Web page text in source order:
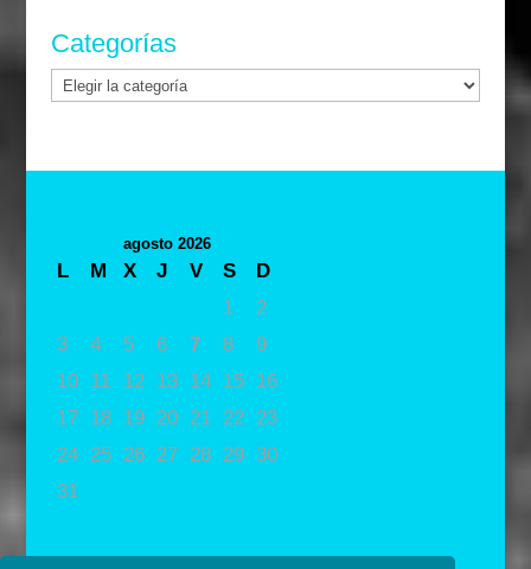
Categorías
Categorías
agosto 2026
L M X J V S
D
1
2
3
4 5 6 7 8
9
10
11 12 13 14 15
16
17
18 19 20 21 22
23
24
25 26 27 28 29 30
31